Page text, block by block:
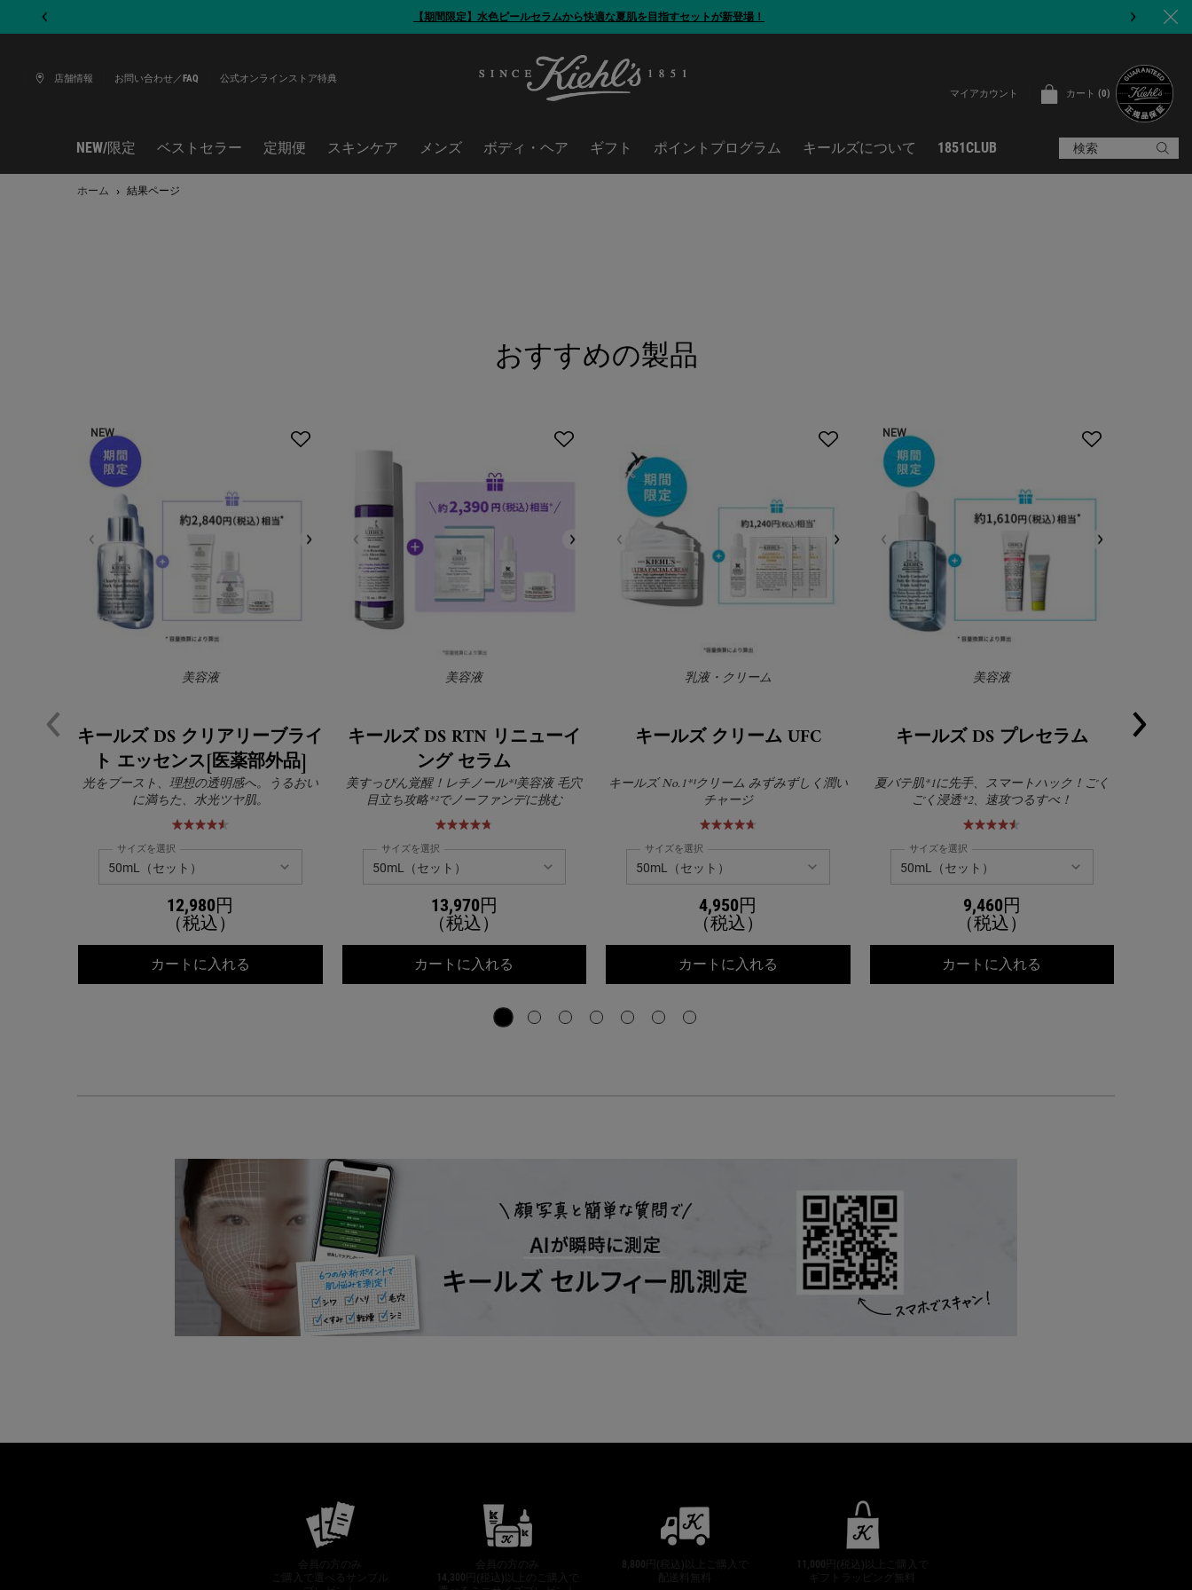
【期間限定】水色ピールセラムから快適な夏肌を目指すセットが新登場！
店舗情報 お問い合わせ／FAQ
公式オンラインストア特典
マイアカウント
カート 0
0 カート内の製品
NEW/限定 ベストセラー 定期便 スキンケア メンズ ボディ・ヘア ギフト ポイントプログラム キールズについて 1851CLUB 検索
ホーム 結果ページ
おすすめの製品
NEW
美容液
キールズ DS クリアリーブライ
ト エッセンス[医薬部外品]
光をブースト、理想の透明感へ。うるおい
に満ちた、水光ツヤ肌。
サイズを選択
12,980円
（税込）
カートに入れる キールズ DS クリアリーブライト エッセンス[医薬部外品]
美容液
キールズ DS RTN リニューイ
ング セラム
美すっぴん覚醒！レチノール*¹美容液 毛穴
目立ち攻略*²でノーファンデに挑む
サイズを選択
13,970円
（税込）
カートに入れる キールズ DS RTN リニューイング セラム
乳液・クリーム
キールズ クリーム UFC
キールズ No.1*¹クリーム みずみずしく潤い
チャージ
サイズを選択
4,950円
（税込）
カートに入れる
NEW
美容液
キールズ DS プレセラム
夏バテ肌*1に先手、スマートハック！ごく
ごく浸透*2、速攻つるすべ！
サイズを選択
9,460円
（税込）
カートに入れる
キー
会員の方のみ
ご購入で選べるサンプル
会員の方のみ
14,300円(税込)以上のご購入で
8,800円(税込)以上ご購入で
11,000円(税込)以上ご購入で